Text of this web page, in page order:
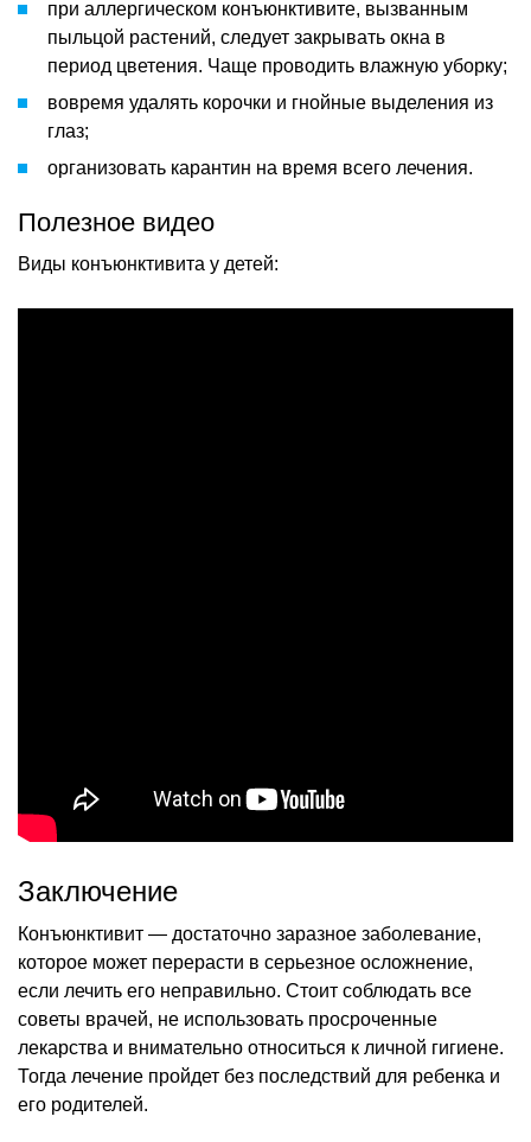
при аллергическом конъюнктивите, вызванным
пыльцой растений, следует закрывать окна в
период цветения. Чаще проводить влажную уборку;
вовремя удалять корочки и гнойные выделения из
глаз;
организовать карантин на время всего лечения.
Полезное видео
Виды конъюнктивита у детей:
Заключение
Конъюнктивит — достаточно заразное заболевание,
которое может перерасти в серьезное осложнение,
если лечить его неправильно. Стоит соблюдать все
советы врачей, не использовать просроченные
лекарства и внимательно относиться к личной гигиене.
Тогда лечение пройдет без последствий для ребенка и
его родителей.